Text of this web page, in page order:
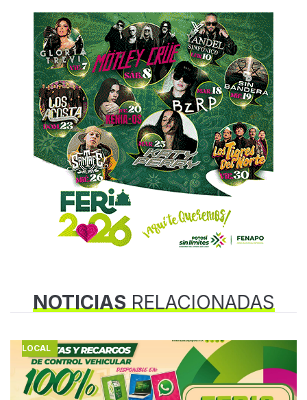
NOTICIASRELACIONADAS
LOCAL